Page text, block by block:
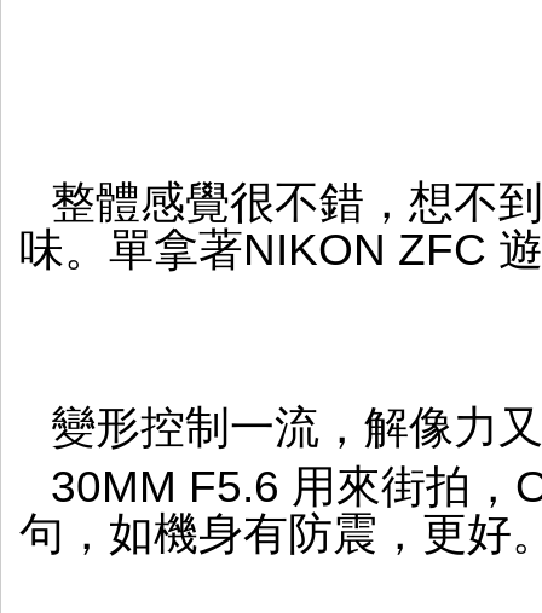
整體感覺很不錯，想不
味。單拿著NIKON ZFC
變形控制一流，解像力
30MM F5.6 用來街拍，
句，如機身有防震，更好